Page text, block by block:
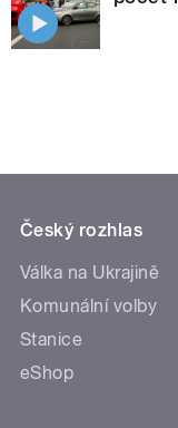
Český rozhlas
Válka na Ukrajině
Komunální volby
Stanice
eShop